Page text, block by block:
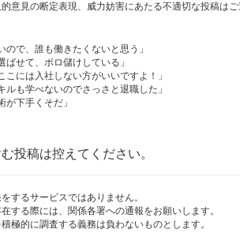
意見の断定表現、威力妨害にあたる不適切な投稿はご
ので、誰も働きたくないと思う」
ばせて、ボロ儲けしている」
こには入社しない方がいいですよ！」
ルも学べないのでさっさと退職した」
が下手くそだ」
投稿は控えてください。
するサービスではありません。
する際には、関係各署への通報をお願いします。
極的に調査する義務は負わないものとします。